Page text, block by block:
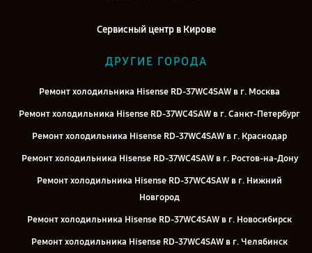
Сервисный центр в Кирове
ДРУГИЕ ГОРОДА
Ремонт холодильника Hisense RD-37WC4SAW в г. Москва
Ремонт холодильника Hisense RD-37WC4SAW в г. Санкт-Петербург
Ремонт холодильника Hisense RD-37WC4SAW в г. Краснодар
Ремонт холодильника Hisense RD-37WC4SAW в г. Ростов-на-Дону
Ремонт холодильника Hisense RD-37WC4SAW в г. Нижний
Новгород
Ремонт холодильника Hisense RD-37WC4SAW в г. Новосибирск
Ремонт холодильника Hisense RD-37WC4SAW в г. Челябинск